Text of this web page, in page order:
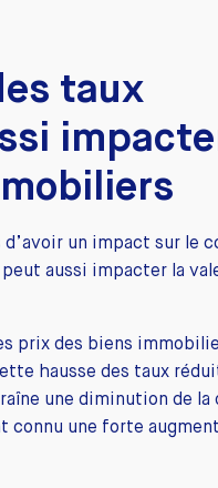
taux
un impact sur le
aussi impacter la
prix des biens
hausse des taux
une diminution de la
connu une forte